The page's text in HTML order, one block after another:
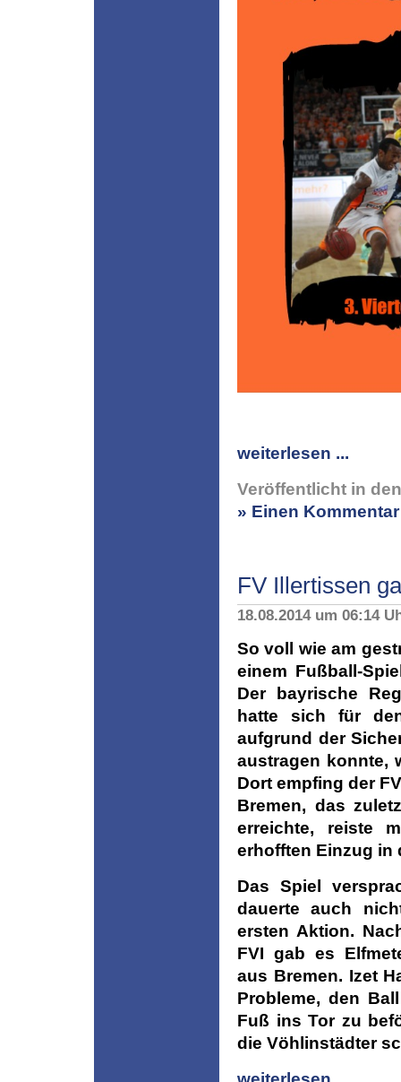
weiterlesen ...
Veröffentlicht in
» Einen
FV Illertissen
18.08.2014 um 06:14
So voll wie am
einem Fußball-
Der bayrische
hatte sich für
aufgrund der
austragen konnte,
Dort empfing der
Bremen, das
erreichte, reiste
erhofften Einzug in
Das Spiel
dauerte auch
ersten Aktion.
FVI gab es
aus Bremen. Izet
Probleme, den
Fuß ins Tor zu
die Vöhlinstädter